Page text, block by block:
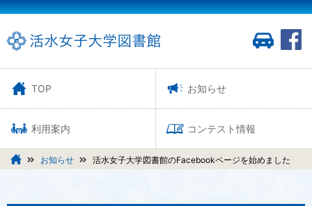
TOP お知らせ
利用案内 コンテスト情報
お知らせ 活水女子大学図書館のFacebookページを始めました